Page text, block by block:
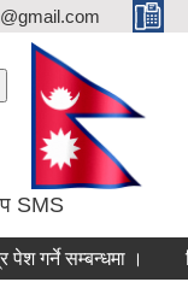
SMS
सम्बन्धमा । लिखित